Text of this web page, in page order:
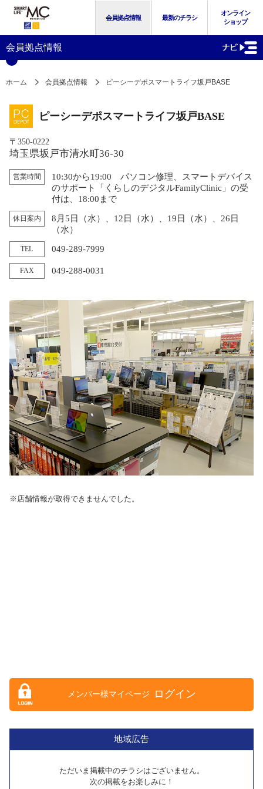
会員拠点情報 最新のチラシ
オンライン
ショップ
会員拠点情報
ホーム 会員拠点情報 ピーシーデポスマートライフ坂戸BASE
※店舗情報が取得できませんでした。
ログイン
地域広告
ただいま掲載中のチラシはございません。
次の掲載をお楽しみに！
ピーシーデポスマートライフ坂戸BASE
〒350-0222
埼玉県坂戸市清水町36-30
営業時間
10:30から19:00 パソコン修理、スマートデバイス
のサポート「くらしのデジタルFamilyClinic」の受
付は、18:00まで
休日案内
8月5日（水）、12日（水）、19日（水）、26日
（水）
TEL 049-289-7999
FAX 049-288-0031